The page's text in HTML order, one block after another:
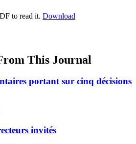
to read it. Download
This Journal
portant sur cinq décisions
invités